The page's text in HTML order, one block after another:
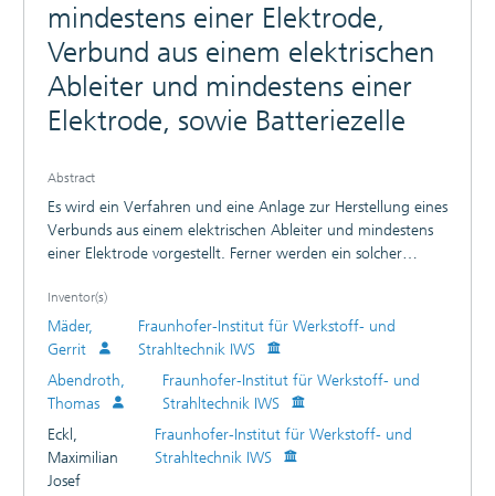
mindestens einer Elektrode,
Verbund aus einem elektrischen
Ableiter und mindestens einer
Elektrode, sowie Batteriezelle
Abstract
Es wird ein Verfahren und eine Anlage zur Herstellung eines
Verbunds aus einem elektrischen Ableiter und mindestens
einer Elektrode vorgestellt. Ferner werden ein solcher
Verbund bereitgestellt. Das Verfahren ist dadurch
gekennzeichnet, dass ein Einstrahlen von einem Laserstrahl
zumindest auf einen Teil einer Kontaktfläche zwischen
einem Fügebereich von mindestens einer Elektrode und
einem Fügebereich eines metallischen elektrischen Ableiters
einen Elektrode und das Metall des Fügebereichs des
elektrischen Ableiters in diesem Teil der Kontaktfläche auf
eine Temperatur erwärmt werden, die mindestens 180°C
Inventor(s)
Mäder,
Gerrit
Fraunhofer-Institut für Werkstoff- und
Strahltechnik IWS
Abendroth,
Thomas
Fraunhofer-Institut für Werkstoff- und
Strahltechnik IWS
Eckl,
Maximilian
Josef
Fraunhofer-Institut für Werkstoff- und
Strahltechnik IWS